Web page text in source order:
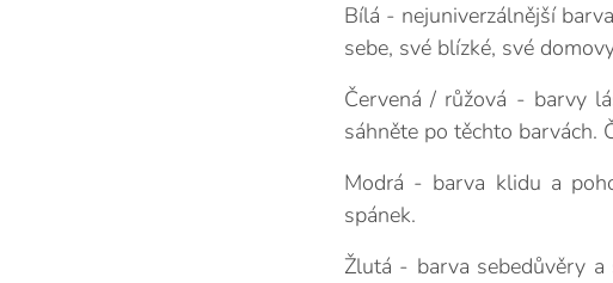
Bílá - nejuniverzálnější
sebe, své blízké, své
Červená / růžová - barvy
sáhněte po těchto barvách.
Modrá - barva klidu a
spánek.
Žlutá - barva sebedůvěry